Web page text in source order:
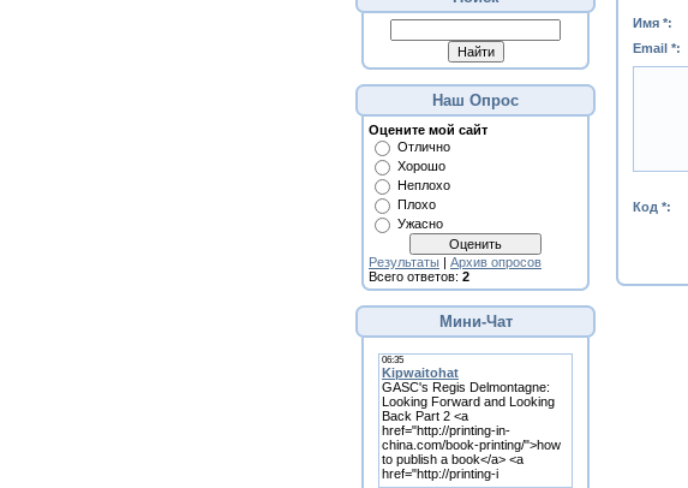
Наш Опрос
Оцените мой сайт
Отлично
Хорошо
Неплохо
Плохо
Ужасно
Результаты | Архив опросов
Всего ответов: 2
Мини-Чат
Имя *:
Email *:
Код *: